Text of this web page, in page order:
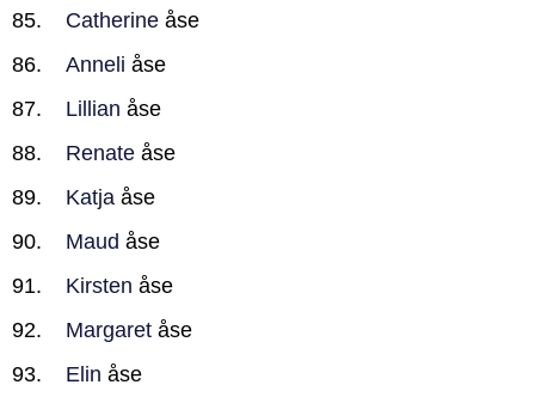
Catherine åse
Anneli åse
Lillian åse
Renate åse
Katja åse
Maud åse
Kirsten åse
Margaret åse
Elin åse